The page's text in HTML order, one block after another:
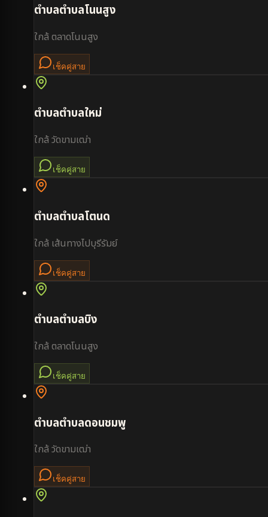
ตำบลตำบลโนนสูง
ใกล้ตลาดโนนสูง
เช็คคู่สาย
ตำบลตำบลใหม่
ใกล้วัดขามเฒ่า
เช็คคู่สาย
ตำบลตำบลโตนด
ใกล้ เส้นทางไปบุรีรัมย์
เช็คคู่สาย
ตำบลตำบลบิง
ใกล้ตลาดโนนสูง
เช็คคู่สาย
ตำบลตำบลดอนชมพู
ใกล้วัดขามเฒ่า
เช็คคู่สาย